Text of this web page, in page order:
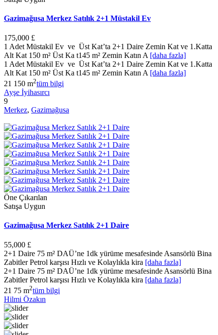
Gazimağusa Merkez Satılık 2+1 Müstakil Ev
175,000 £
1 Adet Müstakil Ev ve Üst Kat’ta 2+1 Daire Zemin Kat ve 1.Katta
Alt Kat 150 m² Üst Ka t145 m² Zemin Katın A [daha fazla]
1 Adet Müstakil Ev ve Üst Kat’ta 2+1 Daire Zemin Kat ve 1.Katta
Alt Kat 150 m² Üst Ka t145 m² Zemin Katın A [daha fazla]
21 150 m2tüm bilgi
Ayşe İyihasırcı
9
Merkez, Gazimağusa
Öne Çıkarılan
Satışa Uygun
Gazimağusa Merkez Satılık 2+1 Daire
55,000 £
2+1 Daire 75 m² DAÜ’ne 1dk yürüme mesafesinde Asansörlü Bina
Zabitler Petrol karşısı Hızlı ve Kolaylıkla kira [daha fazla]
2+1 Daire 75 m² DAÜ’ne 1dk yürüme mesafesinde Asansörlü Bina
Zabitler Petrol karşısı Hızlı ve Kolaylıkla kira [daha fazla]
21 75 m2tüm bilgi
Hilmi Özakın